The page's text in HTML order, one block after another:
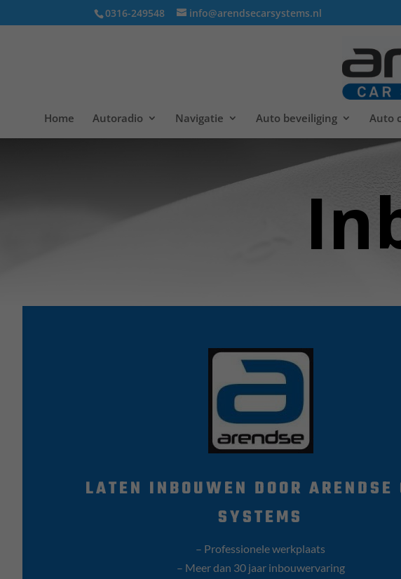
0316-249548 info@arendsecarsystems.nl
Home Autoradio Navigatie Auto beveiliging Auto
LATEN INBOUWEN DOOR ARENDSE
SYSTEMS
– Professionele werkplaats
– Meer dan 30 jaar inbouwervaring